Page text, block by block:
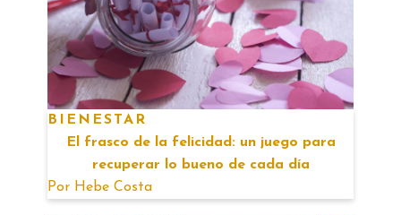
BIENESTAR
El frasco de la felicidad: un juego para
recuperar lo bueno de cada día
Por Hebe Costa